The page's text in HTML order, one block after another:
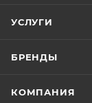
УСЛУГИ
БРЕНДЫ
КОМПАНИЯ